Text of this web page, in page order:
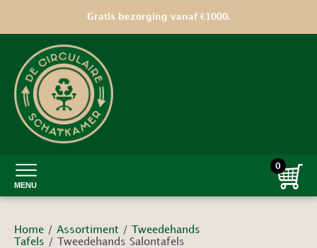
Op = op | unieke tweedehands vondsten
Gratis bezorging vanaf €1000.
MENU
0
Home / Assortiment /
Tweedehands
Tafels / Tweedehands Salontafels